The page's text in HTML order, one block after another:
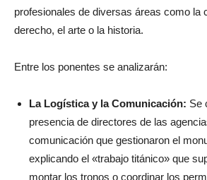
profesionales de diversas áreas como la
derecho, el arte o la historia.
Entre los ponentes se analizarán:
La Logística y la Comunicación: Se
presencia de directores de las
comunicación que gestionaron el
explicando el «trabajo titánico» que
montar los tronos o coordinar los